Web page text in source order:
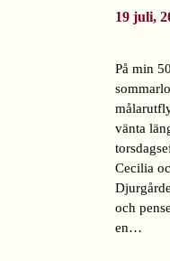
19 juli,
På min
vänta
Cecilia
och
en…